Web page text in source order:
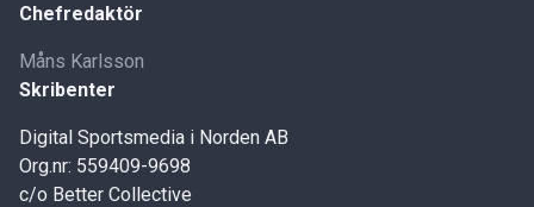
Chefredaktör
Måns Karlsson
Skribenter
Digital Sportsmedia i Norden AB
Org.nr: 559409-9698
c/o Better Collective